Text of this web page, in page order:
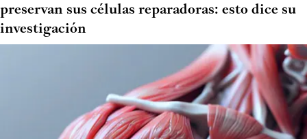
preservan sus células reparadoras: esto dice su
investigación